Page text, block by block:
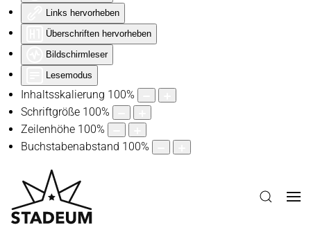
Links hervorheben
Überschriften hervorheben
Bildschirmleser
Lesemodus
Inhaltsskalierung 100%
Schriftgröße 100%
Zeilenhöhe 100%
Buchstabenabstand 100%